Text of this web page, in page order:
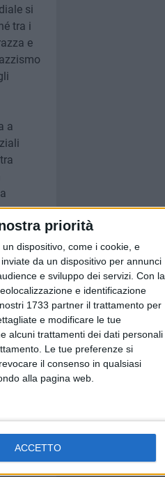
priorità
dispositivo, come i cookie, e
da un dispositivo per annunci
e sviluppo dei servizi. Con la
e identificazione
1733 partner il trattamento per
e modificare le tue
alcuni trattamenti dei dati personali
Le tue preferenze si
il consenso in qualsiasi
alla pagina web.
ACCETTO
si
tra i
e
a
una via,
fa la
simile,
fare
a